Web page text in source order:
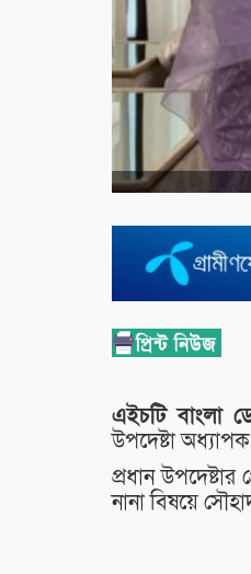
এইচটি বাংলা
উপদেষ্টা
প্রধান
নানা বিষয়ে